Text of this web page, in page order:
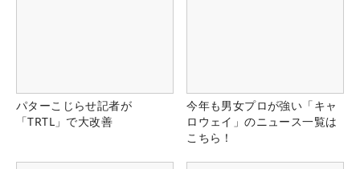
パターこじらせ記者が
「TRTL」で大改善
今年も男女プロが強い「キャ
ロウェイ」のニュース一覧は
こちら！